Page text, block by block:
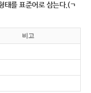
태를 표준어로 삼는다.(ㄱ
비고